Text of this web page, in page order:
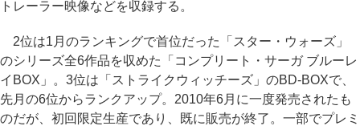
トレーラー映像などを収録する。
2位は1月のランキングで首位だった「スター・ウォーズ」
のシリーズ全6作品を収めた「コンプリート・サーガ ブルーレ
イBOX」。3位は「ストライクウィッチーズ」のBD-BOXで、
先月の6位からランクアップ。2010年6月に一度発売されたも
のだが、初回限定生産であり、既に販売が終了。一部でプレミ